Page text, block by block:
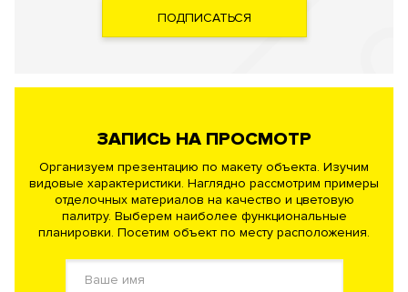
ПОДПИСАТЬСЯ
ЗАПИСЬ НА ПРОСМОТР
Организуем презентацию по макету объекта. Изучим
видовые характеристики. Наглядно рассмотрим примеры
отделочных материалов на качество и цветовую
палитру. Выберем наиболее функциональные
планировки. Посетим объект по месту расположения.